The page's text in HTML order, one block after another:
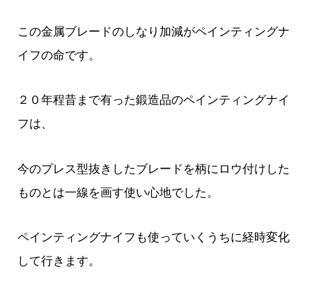
この金属ブレードのしなり加減がペインティングナ
イフの命です。
２０年程昔まで有った鍛造品のペインティングナイ
フは、
今のプレス型抜きしたブレードを柄にロウ付けした
ものとは一線を画す使い心地でした。
ペインティングナイフも使っていくうちに経時変化
して行きます。